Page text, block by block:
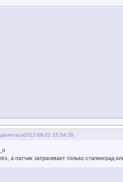
2012-08-22 15:54:28
а патчик затрагивает только